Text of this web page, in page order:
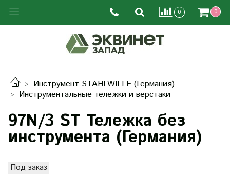
0 0
Инструмент STAHLWILLE (Германия)
Инструментальные тележки и верстаки
97N/3 ST Тележка без
инструмента (Германия)
Под заказ